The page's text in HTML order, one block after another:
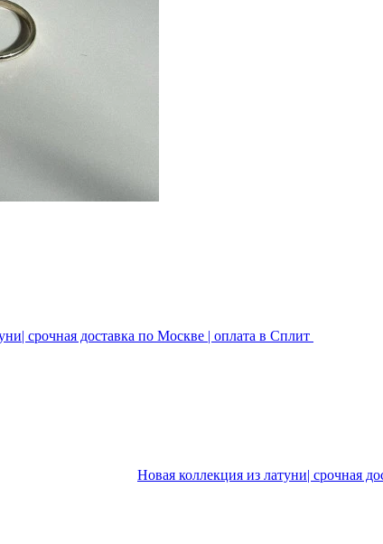
срочная доставка по Москве | оплата в Сплит
Новая коллекция из латуни| срочная